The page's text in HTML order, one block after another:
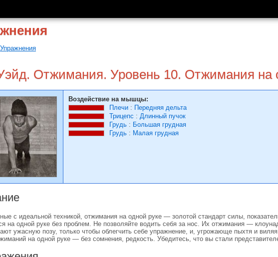
Упражнения
Отжимания. Уровень 10. Отжимания на
Воздействие на мышцы:
Плечи : Передняя дельта
Трицепс : Длинный пучок
Грудь : Большая грудная
Грудь : Малая грудная
с идеальной техникой, отжимания на одной руке — золотой стандарт силы,
на одной руке без проблем. Не позволяйте водить себя за нос. Их отжимания —
ужасную позу, только чтобы облегчить себе упражнение, и, угрожающе пыхтя и
на одной руке — без сомнения, редкость. Убедитесь, что вы стали